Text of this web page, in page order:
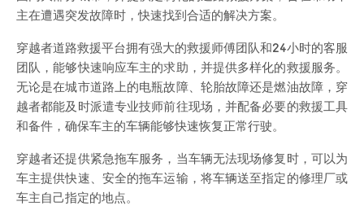
主在遭遇突发故障时，快速找到合适的解决方案。
穿越者道路救援平台拥有强大的救援师傅团队和24小时的客服
团队，能够快速响应车主的求助，并提供多样化的救援服务。
无论是在城市道路上的电瓶故障、轮胎故障还是燃油故障，穿
越者都能及时派遣专业技师前往现场，并配备必要的救援工具
和备件，确保车主的车辆能够快速恢复正常行驶。
穿越者还提供紧急拖车服务，当车辆无法现场修复时，可以为
车主提供快速、安全的拖车运输，将车辆送至指定的修理厂或
车主自己指定的地点。